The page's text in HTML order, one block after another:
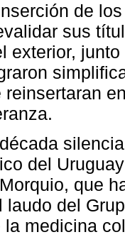
de
sus
exterior,
reinsertaran
del
que
laudo del
la medicina